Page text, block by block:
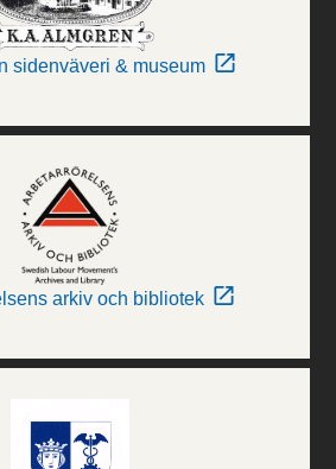
sidenväveri & museum
arkiv och bibliotek